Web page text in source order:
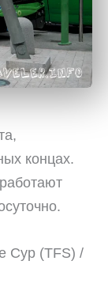
концах.
Сур (TFS) /